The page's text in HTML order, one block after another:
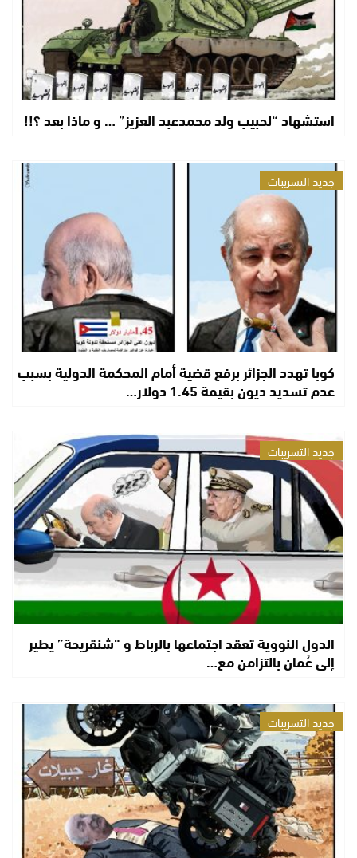
استشهاد “لحبيب ولد محمدعبد العزيز” … و ماذا بعد ؟!!
جديد التسريبات
كوبا تهدد الجزائر برفع قضية أمام المحكمة الدولية بسبب
عدم تسديد ديون بقيمة 1.45 دولار…
جديد التسريبات
الدول النووية تعقد اجتماعها بالرباط و “شنقريحة” يطير
إلى عُمان بالتزامن مع…
جديد التسريبات